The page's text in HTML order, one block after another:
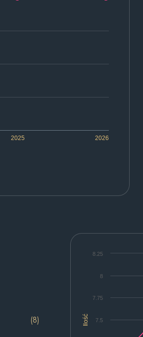
2025 2026
Ilość 7.5
7.75
8
8.25
(8)